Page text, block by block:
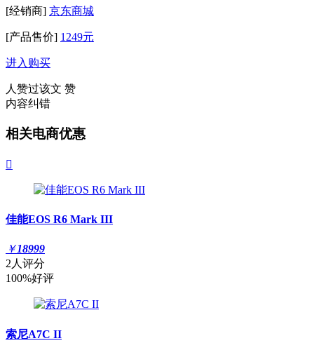
[经销商] 京东商城
[产品售价] 1249元
进入购买
人赞过该文 赞
内容纠错
相关电商优惠

佳能EOS R6 Mark III
￥18999
2人评分
100%好评
索尼A7C II